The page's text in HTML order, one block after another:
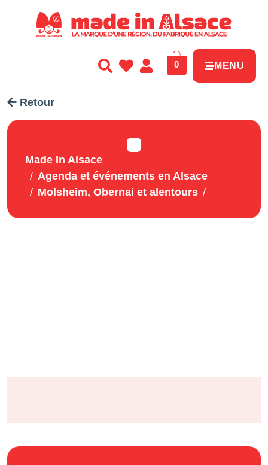
0 MENU
Retour
Made In Alsace
Agenda et événements en Alsace
Molsheim, Obernai et alentours